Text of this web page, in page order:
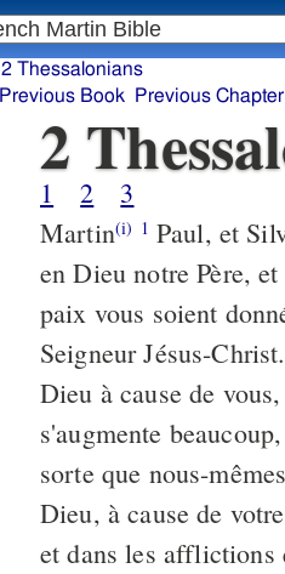
2
1 2
3
Martin(i) 1 Paul, et
en Dieu notre Père,
paix vous soient
Seigneur Jésus-Christ.
Dieu à cause de
s'augmente
sorte que nous-
Dieu, à cause de
et dans les afflictions
2 Thessalonians
Previous Book
Previous Chapter